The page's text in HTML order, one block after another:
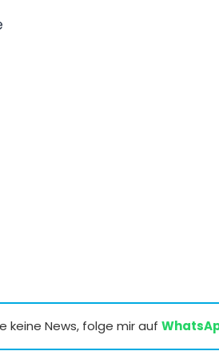
keine News, folge mir auf